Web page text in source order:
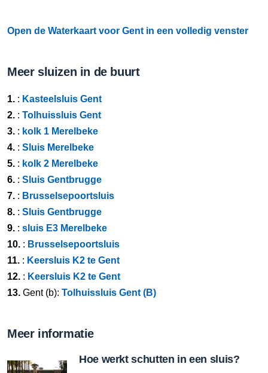
Open de Waterkaart voor Gent in een volledig venster
Meer sluizen in de buurt
1. : Kasteelsluis Gent
2. : Tolhuissluis Gent
3. : kolk 1 Merelbeke
4. : Sluis Merelbeke
5. : kolk 2 Merelbeke
6. : Sluis Gentbrugge
7. : Brusselsepoortsluis
8. : Sluis Gentbrugge
9. : sluis E3 Merelbeke
10. : Brusselsepoortsluis
11. : Keersluis K2 te Gent
12. : Keersluis K2 te Gent
13. Gent (b): Tolhuissluis Gent (B)
Meer informatie
Hoe werkt schutten in een sluis?